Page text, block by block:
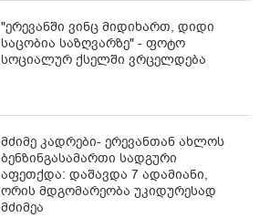
"ერევანში ვინც მიდიხართ, დიდი
საცობია საზღვარზე" - ფოტო
სოციალურ ქსელში ვრცელდება
მძიმე კადრები- ერევანთან ახლოს
ბენზინგასამართი სადგური
აფეთქდა: დაშავდა 7 ადამიანი,
ორის მდგომარეობა უკიდურესად
მძიმეა